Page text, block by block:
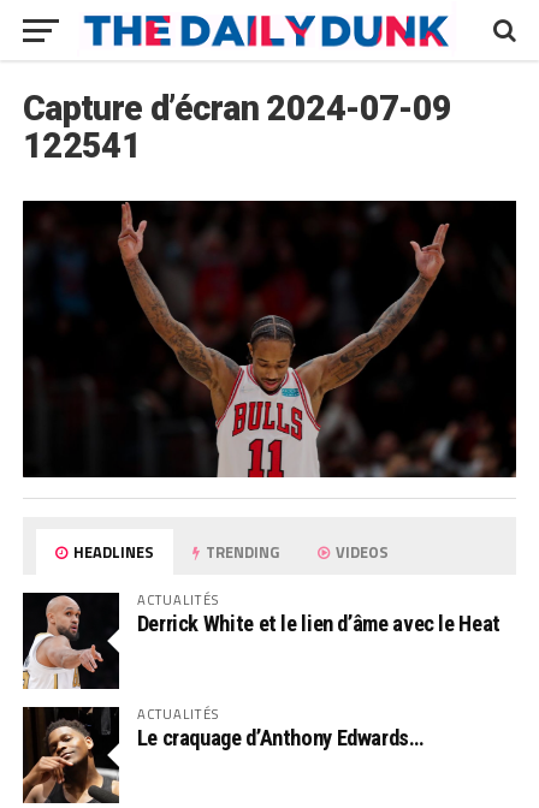
Capture d’écran 2024-07-09
122541
HEADLINES TRENDING VIDEOS
ACTUALITÉS
Derrick White et le lien d’âme avec le Heat
ACTUALITÉS
Le craquage d’Anthony Edwards…